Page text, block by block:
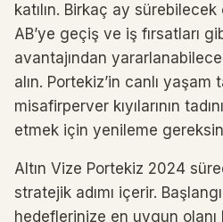
katılın. Birkaç ay sürebilecek
AB’ye geçiş ve iş fırsatları
avantajından
alın. Portekiz’in canlı yaşam
misafirperver kıyılarının
etmek için yenileme
Altın Vize Portekiz 2024
stratejik adımı içerir.
hedeflerinize en uygun